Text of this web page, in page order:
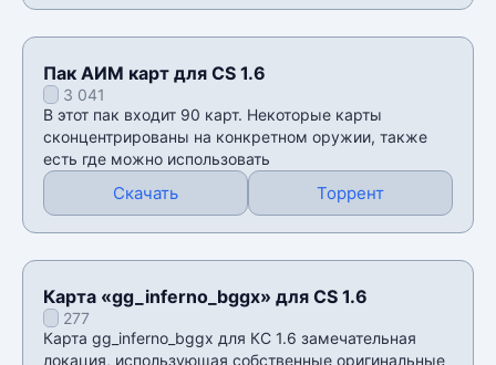
Пак АИМ карт для CS 1.6
3 041
В этот пак входит 90 карт. Некоторые карты
сконцентрированы на конкретном оружии, также
есть где можно использовать
Скачать Торрент
Карта «gg_inferno_bggx» для CS 1.6
277
Карта gg_inferno_bggx для КС 1.6 замечательная
локация, использующая собственные оригинальные